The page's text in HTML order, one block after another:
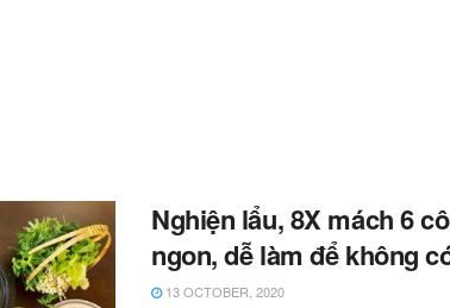
Nghiện lẩu, 8X mách 6
ngon, dễ làm để không
13 OCTOBER, 2020